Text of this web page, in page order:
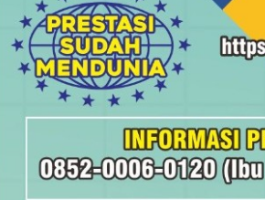
cara mencari nafkah, tetapi
ketika langkah-langkah para siswa
90 kali